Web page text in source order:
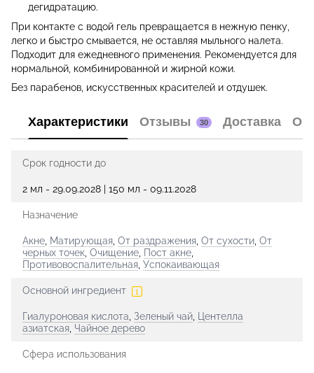
дегидратацию.
При контакте с водой гель превращается в нежную пенку,
легко и быстро смывается, не оставляя мыльного налета.
Подходит для ежедневного применения. Рекомендуется для
нормальной, комбинированной и жирной кожи.
Без парабенов, искусственных красителей и отдушек.
Характеристики Отзывы 30 Доставка
Срок годности до
2 мл - 29.09.2028 | 150 мл - 09.11.2028
Назначение
Акне Матирующая От раздражения От сухости От
черных точек Очищение Пост акне
Противовоспалительная Успокаивающая
Основной ингредиент
Гиалуроновая кислота Зеленый чай
Центелла
азиатская Чайное дерево
Сфера использования